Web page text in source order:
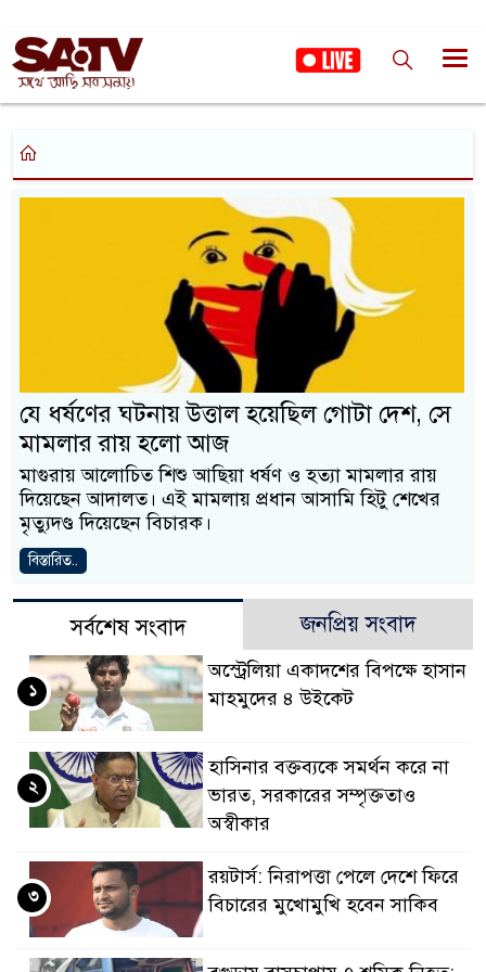
যে ধর্ষণের ঘটনায় উত্তাল হয়েছিল গোটা দেশ, সে
মামলার রায় হলো আজ
মাগুরায় আলোচিত শিশু আছিয়া ধর্ষণ ও হত্যা মামলার রায়
দিয়েছেন আদালত। এই মামলায় প্রধান আসামি হিটু শেখের
মৃত্যুদণ্ড দিয়েছেন বিচারক।
বিস্তারিত..
সর্বশেষ সংবাদ জনপ্রিয় সংবাদ
অস্ট্রেলিয়া একাদশের বিপক্ষে হাসান
মাহমুদের ৪ উইকেট
১
হাসিনার বক্তব্যকে সমর্থন করে না
ভারত, সরকারের সম্পৃক্ততাও
অস্বীকার
২
রয়টার্স: নিরাপত্তা পেলে দেশে ফিরে
বিচারের মুখোমুখি হবেন সাকিব
৩